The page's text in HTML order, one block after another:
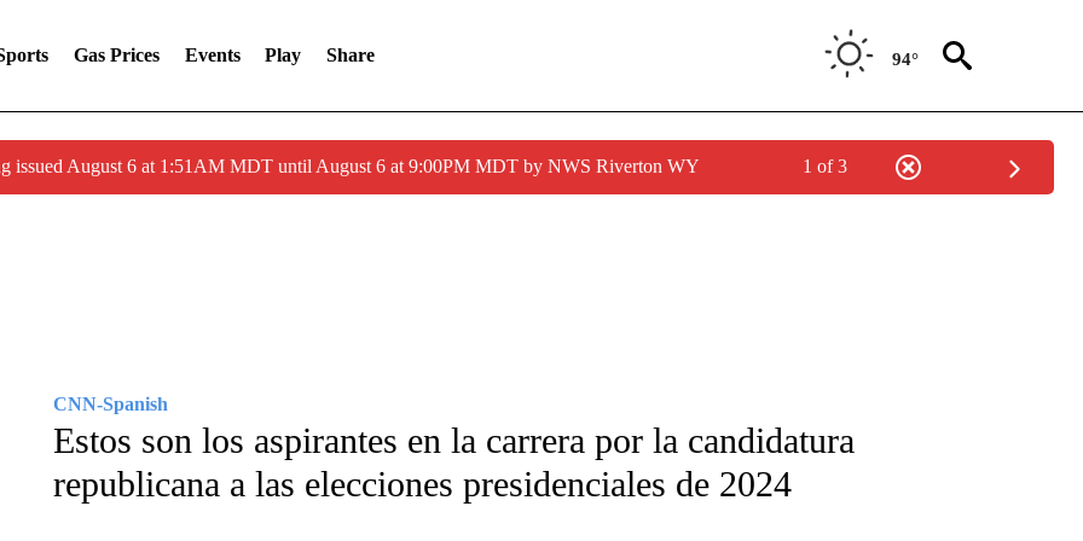
Gas Prices Events Play Share 94°
issued August 6 at 1:51AM MDT until August 6 at 9:00PM MDT by NWS Riverton WY 1 of 3
CNN-Spanish
Estos son los aspirantes en la carrera por la candidatura
republicana a las elecciones presidenciales de 2024